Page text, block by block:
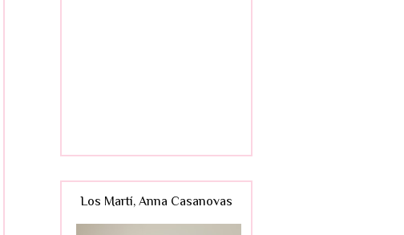
Los Martí, Anna Casanovas